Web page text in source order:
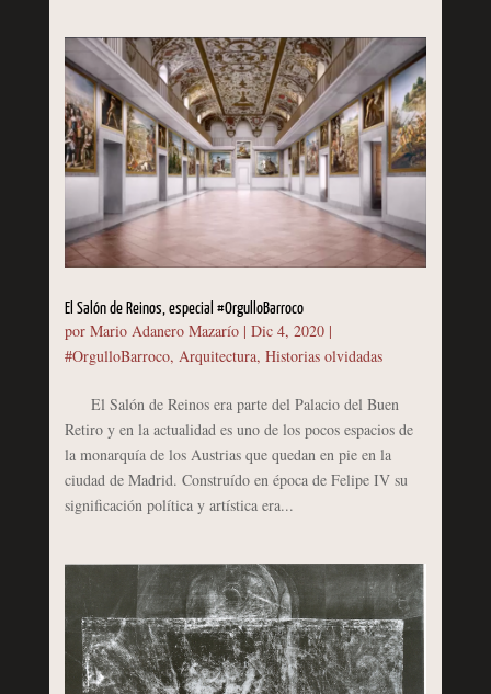
El Salón de Reinos, especial #OrgulloBarroco
por Mario Adanero Mazarío| Dic 4, 2020|
#OrgulloBarroco, Arquitectura, Historias olvidadas
El Salón de Reinos era parte del Palacio del Buen
Retiro y en la actualidad es uno de los pocos espacios de
la monarquía de los Austrias que quedan en pie en la
ciudad de Madrid. Construído en época de Felipe IV su
significación política y artística era...